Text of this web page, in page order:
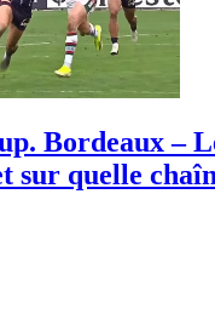
Bordeaux –
sur quelle